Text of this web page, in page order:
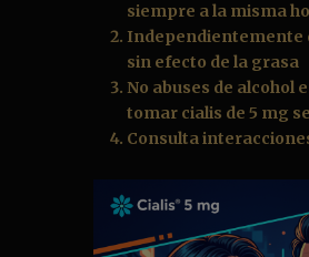
siempre a la misma
Independientemente
sin efecto de la grasa
No abuses de alcohol
tomar cialis de 5 mg
Consulta